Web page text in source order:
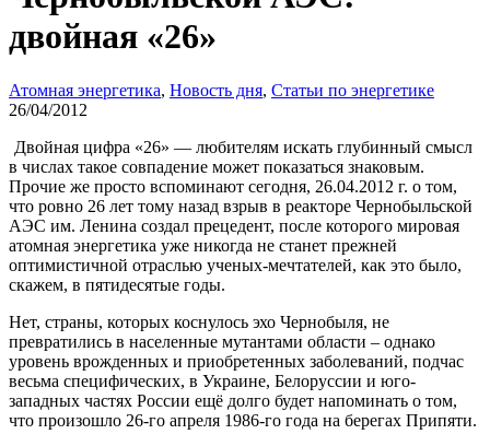
двойная «26»
Атомная энергетика, Новость дня, Статьи по энергетике
26/04/2012
Двойная цифра «26» — любителям искать глубинный смысл
в числах такое совпадение может показаться знаковым.
Прочие же просто вспоминают сегодня, 26.04.2012 г. о том,
что ровно 26 лет тому назад взрыв в реакторе Чернобыльской
АЭС им. Ленина создал прецедент, после которого мировая
атомная энергетика уже никогда не станет прежней
оптимистичной отраслью ученых-мечтателей, как это было,
скажем, в пятидесятые годы.
Нет, страны, которых коснулось эхо Чернобыля, не
превратились в населенные мутантами области – однако
уровень врожденных и приобретенных заболеваний, подчас
весьма специфических, в Украине, Белоруссии и юго-
западных частях России ещё долго будет напоминать о том,
что произошло 26-го апреля 1986-го года на берегах Припяти.